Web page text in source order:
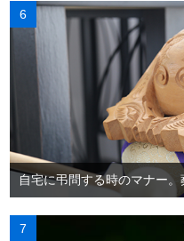
自宅に弔問する時のマナー